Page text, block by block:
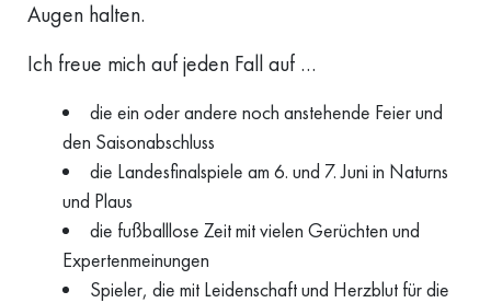
Augen halten.
Ich freue mich auf jeden Fall auf …
die ein oder andere noch anstehende Feier und
den Saisonabschluss
die Landesfinalspiele am 6. und 7. Juni in Naturns
und Plaus
die fußballlose Zeit mit vielen Gerüchten und
Expertenmeinungen
Spieler, die mit Leidenschaft und Herzblut für die